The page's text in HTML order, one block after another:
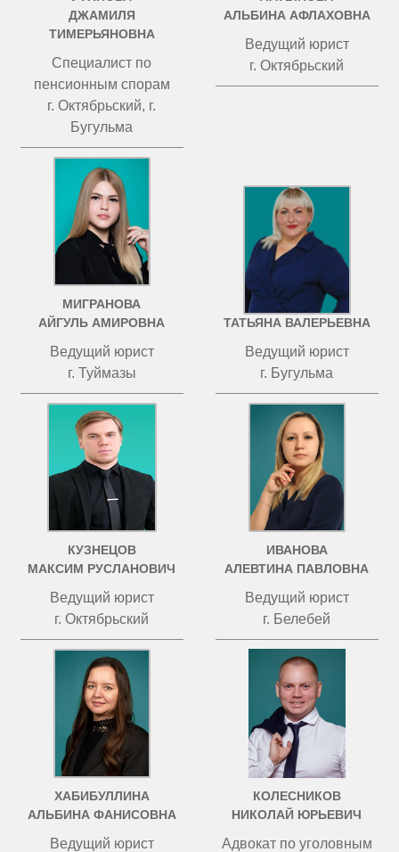
ДЖАМИЛЯ
ТИМЕРЬЯНОВНА
Специалист по
пенсионным спорам
г. Октябрьский, г.
Бугульма
АЛЬБИНА АФЛАХОВНА
Ведущий юрист
г. Октябрьский
МИГРАНОВА
АЙГУЛЬ АМИРОВНА
Ведущий юрист
г. Туймазы
ЧИСТОВА
ТАТЬЯНА ВАЛЕРЬЕВНА
Ведущий юрист
г. Бугульма
КУЗНЕЦОВ
МАКСИМ РУСЛАНОВИЧ
Ведущий юрист
г. Октябрьский
ИВАНОВА
АЛЕВТИНА ПАВЛОВНА
Ведущий юрист
г. Белебей
ХАБИБУЛЛИНА
АЛЬБИНА ФАНИСОВНА
Ведущий юрист
КОЛЕСНИКОВ
НИКОЛАЙ ЮРЬЕВИЧ
Адвокат по уголовным